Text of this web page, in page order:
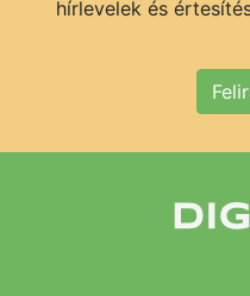
hírlevelek és